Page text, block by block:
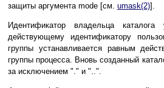
защиты аргумента mode [см. umask(2)].
Идентификатор владельца каталога
действующему идентификатору
группы устанавливается равным
группы процесса. Вновь созданный
за исключением "." и "..".